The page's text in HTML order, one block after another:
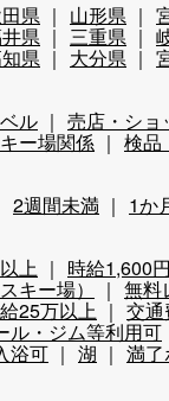
県 山形県
県 三重県
県 大分県
ル 売店・ショ
ー場関係 検品
2週間未満 1か
上 時給1,600
キー場） 無料
25万以上 交
ル・ジム等利用可
浴可 湖 満